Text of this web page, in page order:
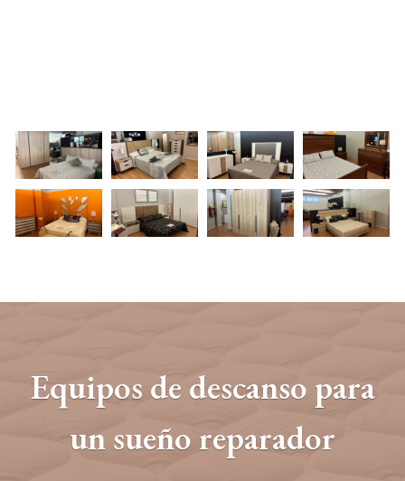
Equipos de descanso para
un sueño reparador